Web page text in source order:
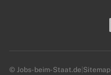
© Jobs-beim-Staat.de Sitemap